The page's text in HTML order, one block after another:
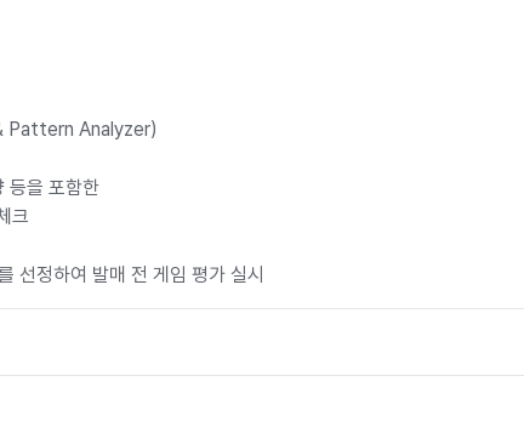
Pattern Analyzer)
등을 포함한
크
정하여 발매 전 게임 평가 실시